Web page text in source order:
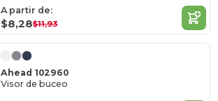
A partir de:
$8,28$11,93
Ahead 102960
Visor de buceo